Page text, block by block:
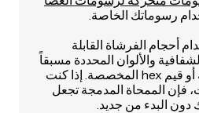
رسوماتك الخاصة.
الفرشاة القابلة
والألوان المحددة مسبقاً
أو ألوان العلامة التجارية أو قيم hex المخصصة. إذا كنت
فإن الممحاة المدمجة تجعل
البدء من جديد.